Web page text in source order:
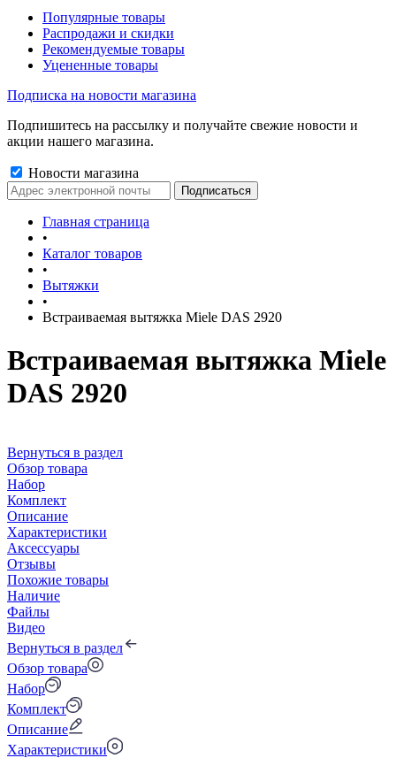
Популярные товары
Распродажи и скидки
Рекомендуемые товары
Уцененные товары
Подписка на новости магазина
Подпишитесь на рассылку и получайте свежие новости и
акции нашего магазина.
Новости магазина
Главная страница
•
Каталог товаров
•
Вытяжки
•
Встраиваемая вытяжка Miele DAS 2920
Встраиваемая вытяжка Miele
DAS 2920
Вернуться в раздел
Обзор товара
Набор
Комплект
Описание
Характеристики
Аксессуары
Отзывы
Похожие товары
Наличие
Файлы
Видео
Вернуться в раздел
Обзор товара
Набор
Комплект
Описание
Характеристики